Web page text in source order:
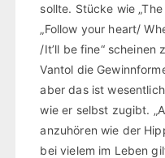
sollte. Stücke wie
„Follow your heart/
/It’ll be fine“ scheinen
Vantol die
aber das ist
wie er selbst zugibt.
anzuhören wie der
bei vielem im Leben